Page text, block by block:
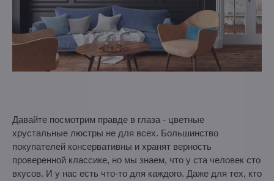
Давайте посмотрим правде в глаза - цветные
хрустальные люстры не для всех. Большинство
покупателей консервативны и хранят верность
проверенной классике, но мы знаем, что у ста человек сто
вкусов. И у нас есть что-то для каждого. Даже для тех, кто